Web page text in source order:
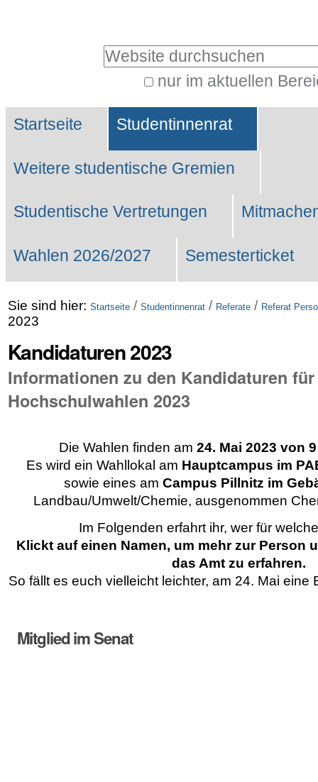
Website durchsuchen
nur im aktuellen
Suche…
Sektionen
Startseite Studentinnenrat
Weitere studentische Gremien
Studentische Vertretungen
Wahlen 2026/2027 Semesterticket
Sie sind hier: Startseite / Studentinnenrat / Referate / Referat
2023
Kandidaturen 2023
Informationen zu den Kandidaturen
Hochschulwahlen 2023
Die Wahlen finden am 24. Mai 2023 von
Es wird ein Wahllokal am Hauptcampus im
sowie eines am Campus Pillnitz im
Landbau/Umwelt/Chemie, ausgenommen
Im Folgenden erfahrt ihr, wer für
Klickt auf einen Namen, um mehr zur Person
das Amt zu erfahren.
So fällt es euch vielleicht leichter, am 24. Mai eine
Mitglied im Senat